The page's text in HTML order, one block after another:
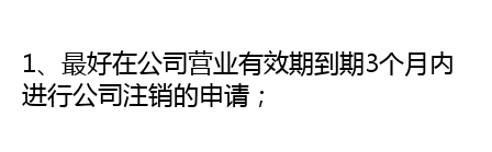
1、最好在公司营业有效期到期3个月内
进行公司注销的申请；